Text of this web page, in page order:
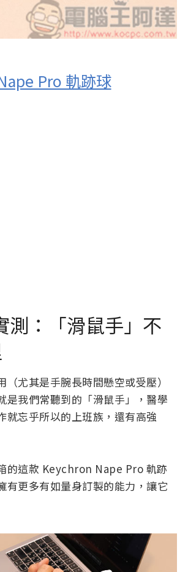
Pro 軌跡球
：「滑鼠手」不
尤其是手腕長時間懸空或受壓）
是我們常聽到的「滑鼠手」，醫學
就忘乎所以的上班族，還有高強
的這款 Keychron Nape Pro 軌跡
有更多有如量身訂製的能力，讓它